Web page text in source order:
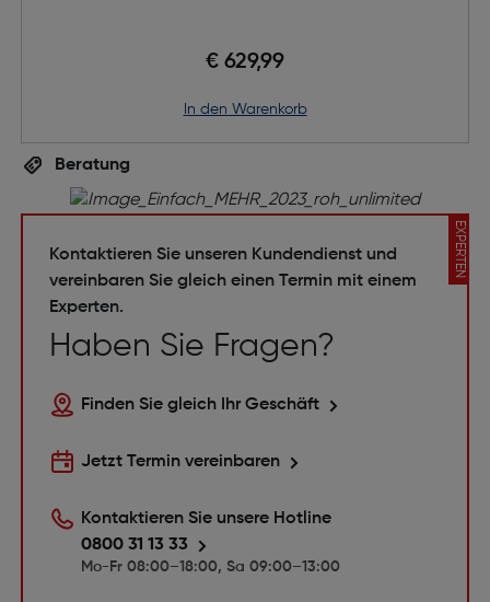
€ 629,99
in den Warenkorb
Beratung
EXPERTEN
Kontaktieren Sie unseren Kundendienst und
vereinbaren Sie gleich einen Termin mit einem
Experten.
Haben Sie Fragen?
Finden Sie gleich Ihr Geschäft
Jetzt Termin vereinbaren
Kontaktieren Sie unsere Hotline
0800 31 13 33
Mo-Fr 08:00–18:00, Sa 09:00–13:00